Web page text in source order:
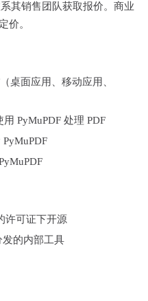
其销售团队获取报价。商业
价。
桌面应用、移动应用、
用 PyMuPDF 处理 PDF
许可证下开源
发的内部工具